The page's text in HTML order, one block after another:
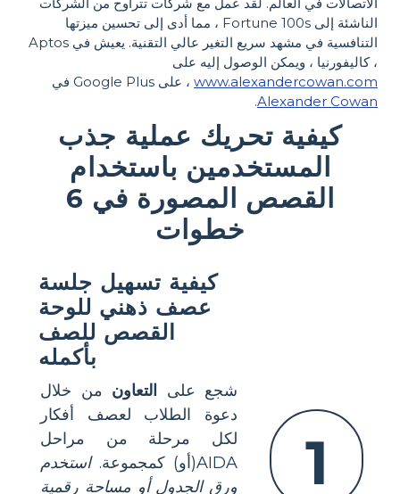
الناشئة إلى Fortune 100s ، مما أدى إلى تحسين ميزتها
التنافسية في مشهد سريع التغير عالي التقنية. يعيش في Aptos
، كاليفورنيا ، ويمكن الوصول إليه على
www.alexandercowan.com ، على Google Plus في
Alexander Cowan
.
كيفية تحريك عملية جذب
المستخدمين باستخدام
القصص المصورة في 6
خطوات
1
كيفية تسهيل جلسة
عصف ذهني للوحة
القصص للصف
بأكمله
شجع على التعاون من خلال
دعوة الطلاب لعصف أفكار
لكل مرحلة من مراحل
AIDA(أو) كمجموعة.
استخدم
ورق الجدول أو مساحة رقمية